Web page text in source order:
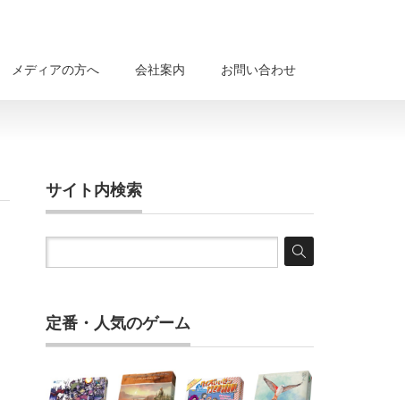
メディアの方へ 会社案内 お問い合わせ
サイト内検索
定番・人気のゲーム